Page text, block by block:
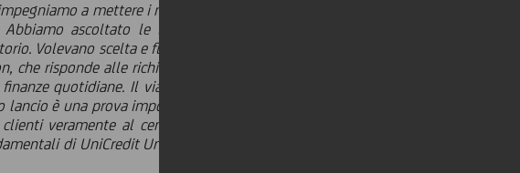
a mettere i nostri clienti al centro di tutto
ascoltato le loro richieste: volevano una
Volevano scelta e flessibilità. Volevano un modo
che risponde alle richieste dei clienti, offrendo loro
quotidiane. Il viaggio di Buddy R-Evolution è
è una prova importante del nostro impegno a
veramente al centro del nostro modo di fare
di UniCredit Unlocked. Buddy R-Evolution è